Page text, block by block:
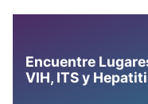
Encuentre
VIH, ITS y